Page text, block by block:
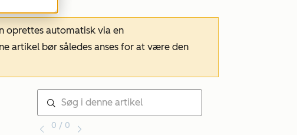
oprettes automatisk via en
artikel bør således anses for at være den
0 / 0